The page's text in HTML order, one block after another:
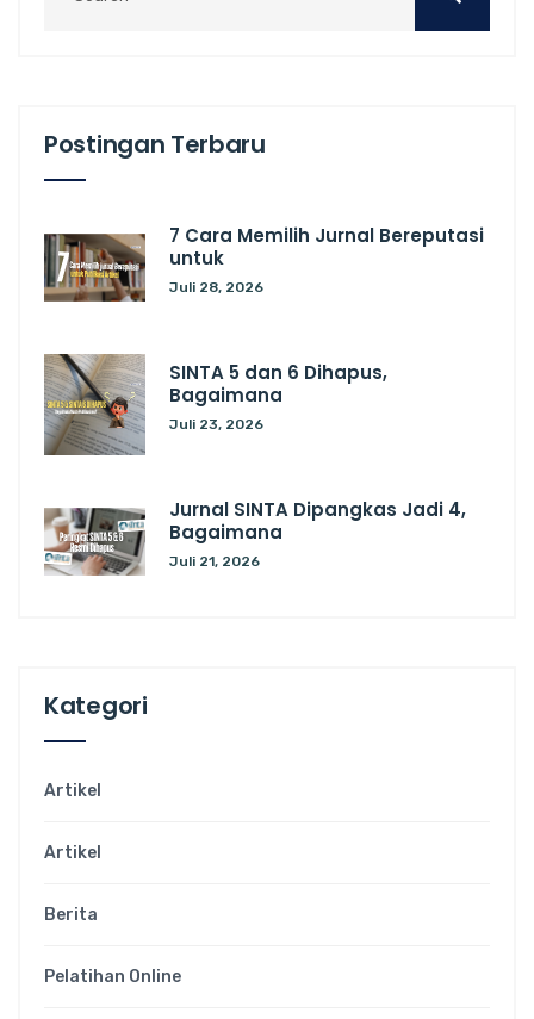
Postingan Terbaru
7 Cara Memilih Jurnal Bereputasi
untuk
Juli 28, 2026
SINTA 5 dan 6 Dihapus,
Bagaimana
Juli 23, 2026
Jurnal SINTA Dipangkas Jadi 4,
Bagaimana
Juli 21, 2026
Kategori
Artikel
Artikel
Berita
Pelatihan Online